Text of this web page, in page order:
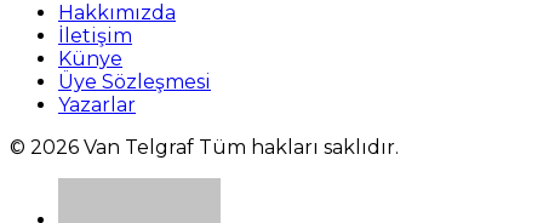
Hakkımızda
İletişim
Künye
Üye Sözleşmesi
Yazarlar
© 2026 Van Telgraf Tüm hakları saklıdır.